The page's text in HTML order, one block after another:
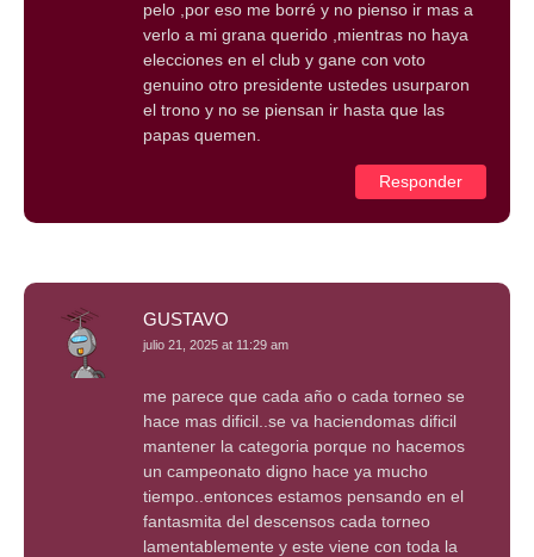
pelo ,por eso me borré y no pienso ir mas a
verlo a mi grana querido ,mientras no haya
elecciones en el club y gane con voto
genuino otro presidente ustedes usurparon
el trono y no se piensan ir hasta que las
papas quemen.
Responder
GUSTAVO
julio 21, 2025 at 11:29 am
me parece que cada año o cada torneo se
hace mas dificil..se va haciendomas dificil
mantener la categoria porque no hacemos
un campeonato digno hace ya mucho
tiempo..entonces estamos pensando en el
fantasmita del descensos cada torneo
lamentablemente y este viene con toda la